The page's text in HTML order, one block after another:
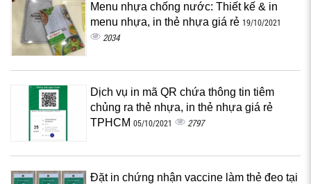
Menu nhựa chống nước: Thiết kế & in
menu nhựa, in thẻ nhựa giá rẻ 19/10/2021
2034
Dịch vụ in mã QR chứa thông tin tiêm
chủng ra thẻ nhựa, in thẻ nhựa giá rẻ
TPHCM 05/10/2021 2797
Đặt in chứng nhận vaccine làm thẻ đeo tại